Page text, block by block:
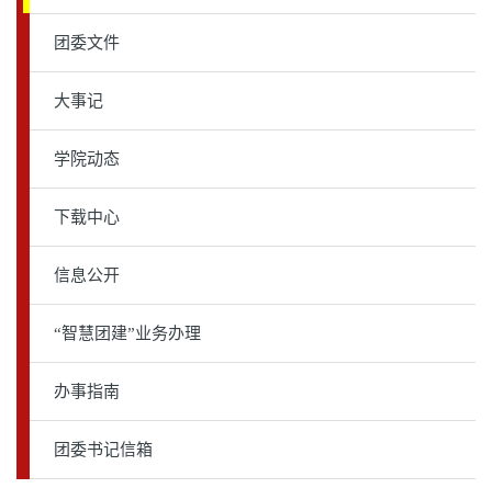
信息公开
团委文件
大事记
学院动态
下载中心
信息公开
“智慧团建”业务办理
办事指南
团委书记信箱